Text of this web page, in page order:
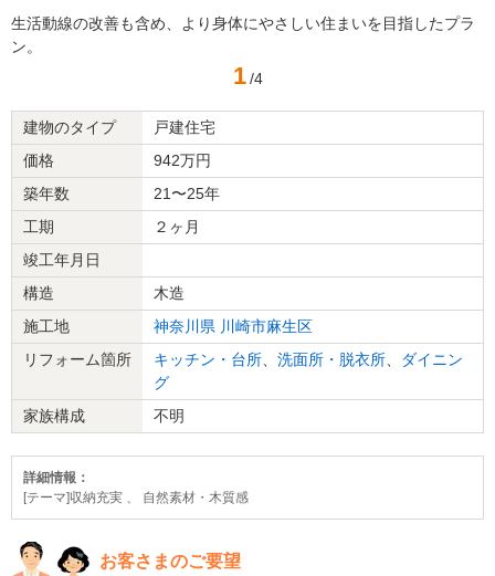
生活動線の改善も含め、より身体にやさしい住まいを目指したプラ
ン。
1 /4
建物のタイプ
戸建住宅
価格
942万円
築年数
21〜25年
工期
２ヶ月
竣工年月日
構造
木造
施工地
神奈川県 川崎市麻生区
リフォーム箇所
キッチン・台所 洗面所・脱衣所
ダイニン
グ
家族構成
不明
詳細情報：
[テーマ]収納充実 、 自然素材・木質感
お客さまのご要望